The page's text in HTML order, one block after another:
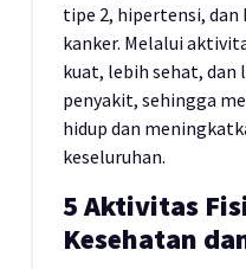
tipe 2, hipertensi, dan
kanker. Melalui
kuat, lebih sehat, dan
penyakit, sehingga
hidup dan
keseluruhan.
5 Aktivitas
Kesehatan